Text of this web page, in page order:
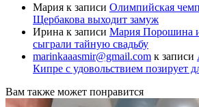
Мария к записи Олимпийская
Щербакова выходит замуж
Ирина к записи Мария Порошина
сыграли тайную свадьбу
marinkaaasmir@gmail.com к записи
Кипре с удовольствием позирует
Вам также может понравится